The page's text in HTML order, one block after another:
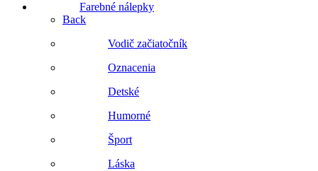
Farebné nálepky
Back
Vodič začiatočník
Oznacenia
Detské
Humorné
Šport
Láska